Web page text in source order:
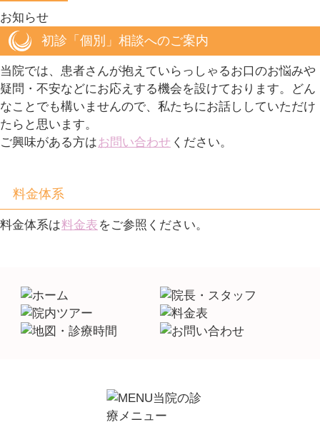
お知らせ
初診「個別」相談へのご案内
当院では、患者さんが抱えていらっしゃるお口のお悩みや
疑問・不安などにお応えする機会を設けております。どん
なことでも構いませんので、私たちにお話ししていただけ
たらと思います。
ご興味がある方はお問い合わせ ください。
料金体系
料金体系は料金表 をご参照ください。